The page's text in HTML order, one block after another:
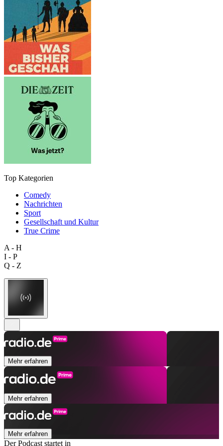
Top Kategorien
Comedy
Nachrichten
Sport
Gesellschaft und Kultur
True Crime
A - H
I - P
Q - Z
Mehr erfahren
Mehr erfahren
Mehr erfahren
Der Podcast startet in